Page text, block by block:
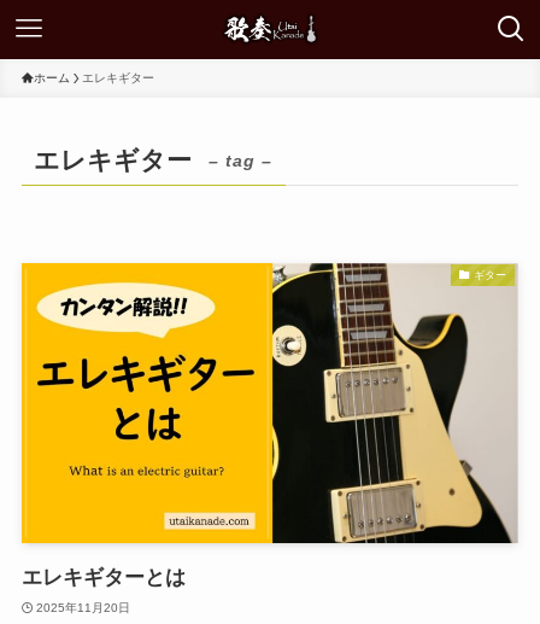
ホーム エレキギター
エレキギター – tag –
ギター
エレキギターとは
2025年11月20日